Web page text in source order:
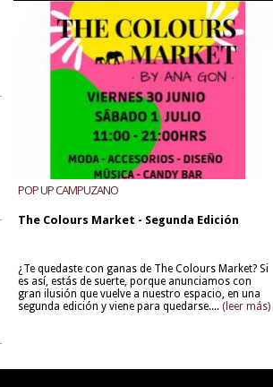
POP UP CAMPUZANO
The Colours Market - Segunda Edición
¿Te quedaste con ganas de The Colours Market? Si
es así, estás de suerte, porque anunciamos con
gran ilusión que vuelve a nuestro espacio, en una
segunda edición y viene para quedarse.... (leer más)